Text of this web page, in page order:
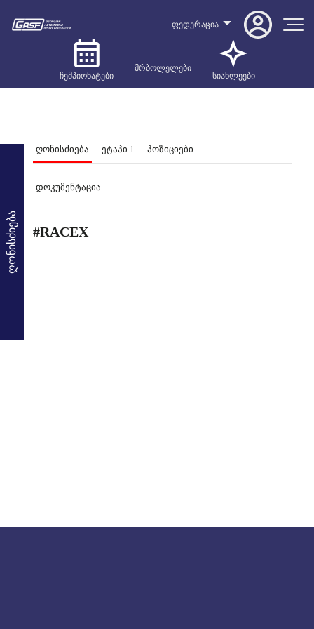
ფედერაცია
ჩემპიონატები
მრბოლელები
სიახლეები
ღონისძიება
ღონისძიება ეტაპი 1 პოზიციები
დოკუმენტაცია
#RACEX